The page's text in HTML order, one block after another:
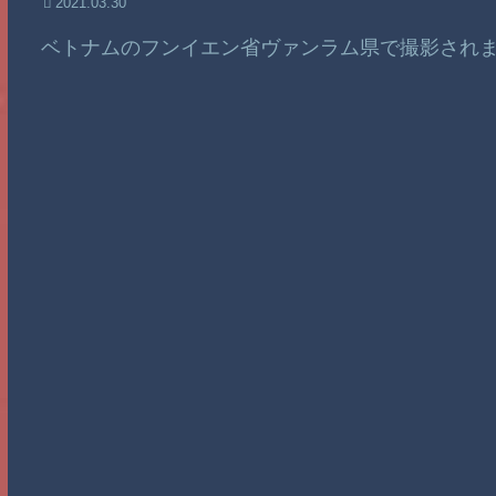
ベトナムのフンイエン省ヴァンラム県で撮影され